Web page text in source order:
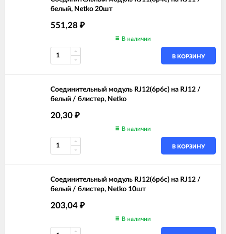
белый, Netko 20шт
551,28 ₽
В наличии
В КОРЗИНУ
Соединительный модуль RJ12(6p6c) на RJ12 /
белый / блистер, Netko
20,30 ₽
В наличии
В КОРЗИНУ
Соединительный модуль RJ12(6p6c) на RJ12 /
белый / блистер, Netko 10шт
203,04 ₽
В наличии